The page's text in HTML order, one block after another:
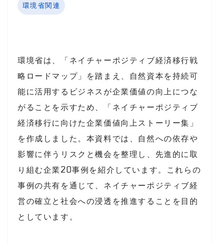
環境省関連
環境省は、「ネイチャーポジティブ経済移行戦
略ロードマップ」を踏まえ、自然資本を持続可
能に活用するビジネスが企業価値の向上につな
がることを示すため、「ネイチャーポジティブ
経済移行に向けた企業価値向上ストーリー集」
を作成しました。本資料では、自然への依存や
影響に伴うリスクと機会を整理し、先進的に取
り組む企業20事例を紹介しています。これらの
事例の共有を通じて、ネイチャーポジティブ経
営の確立と社会への浸透を推進することを目的
としています。